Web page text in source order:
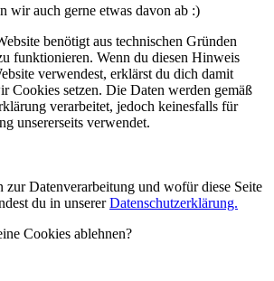
wir auch gerne etwas davon ab :)
benötigt aus technischen Gründen
funktionieren. Wenn du diesen Hinweis
verwendest, erklärst du dich damit
Cookies setzen. Die Daten werden gemäß
verarbeitet, jedoch keinesfalls für
unsererseits verwendet.
zur Datenverarbeitung und wofür diese Seite
du in unsererDatenschutzerklärung.
Cookies ablehnen?